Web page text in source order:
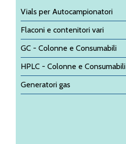
Vials per Autocampionatori
Flaconi e contenitori vari
GC - Colonne e Consumabili
HPLC - Colonne e Consumabili
Generatori gas